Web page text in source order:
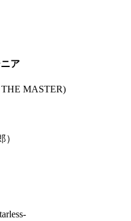
ア
THE MASTER)